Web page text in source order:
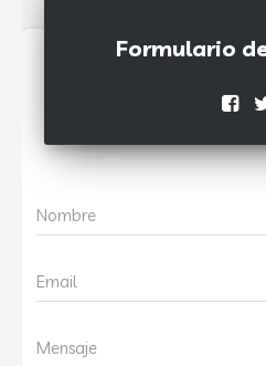
Formulario
Nombre
Email
Mensaje